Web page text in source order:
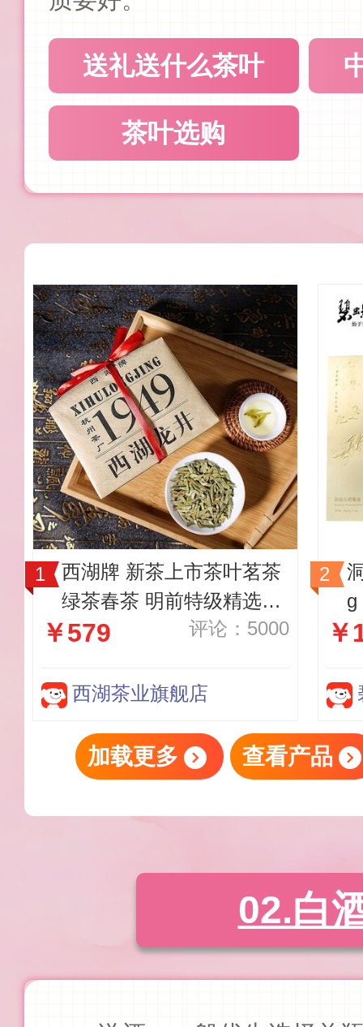
送礼送什么茶叶
茶叶选购
西湖牌 新茶上市茶叶茗茶
绿茶春茶 明前特级精选老
茶树西湖龙井茶叶纸包200
￥579 评论：5000
西湖茶业旗舰店
g
￥
加载更多 查看产品
02.白